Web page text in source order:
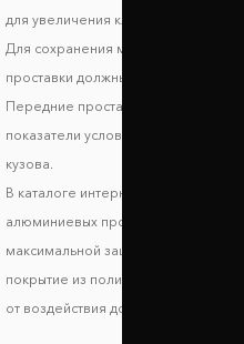
для увеличения клиренса стоит
Для сохранения маневренности и
проставки должны поднимать
Передние проставки лучше
показатели условные и могут
кузова.
В каталоге интернет магазина
алюминиевых проставок на
максимальной защиты на
покрытие из полимера. Оно
от воздействия дорожной химии, а